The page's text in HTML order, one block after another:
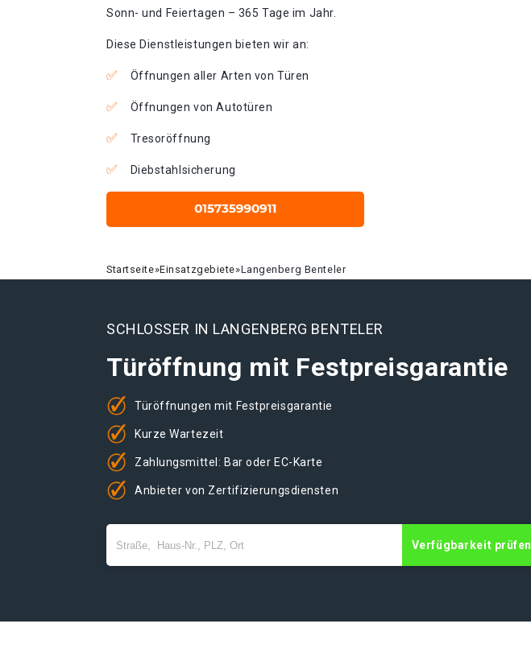
Sonn- und Feiertagen – 365 Tage im Jahr.
Diese Dienstleistungen bieten wir an:
Öffnungen aller Arten von Türen
Öffnungen von Autotüren
Tresoröffnung
Diebstahlsicherung
Startseite»Einsatzgebiete»Langenberg Benteler
SCHLOSSER IN LANGENBERG BENTELER
Türöffnung mit Festpreisgarantie
Türöffnungen mit Festpreisgarantie
Kurze Wartezeit
Zahlungsmittel: Bar oder EC-Karte
Anbieter von Zertifizierungsdiensten
Verfügbarkeit prüfen